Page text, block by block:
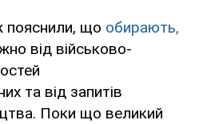
пояснили, що обирають,
від військово-
та від запитів
Поки що великий